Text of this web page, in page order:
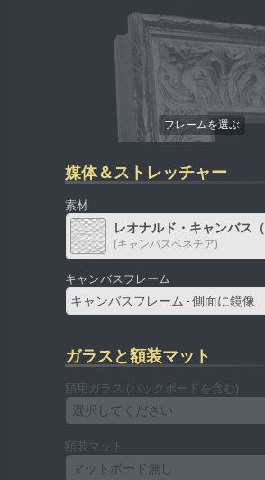
媒体＆ストレッチャー
素材
レオナルド・キャンバス（
(キャンバスベネチア)
キャンバスフレーム
キャンバスフレーム - 側面に鏡像
ガラスと額装マット
額用ガラス (バックボードを含む)
選択してください
額装マット
マットボード無し